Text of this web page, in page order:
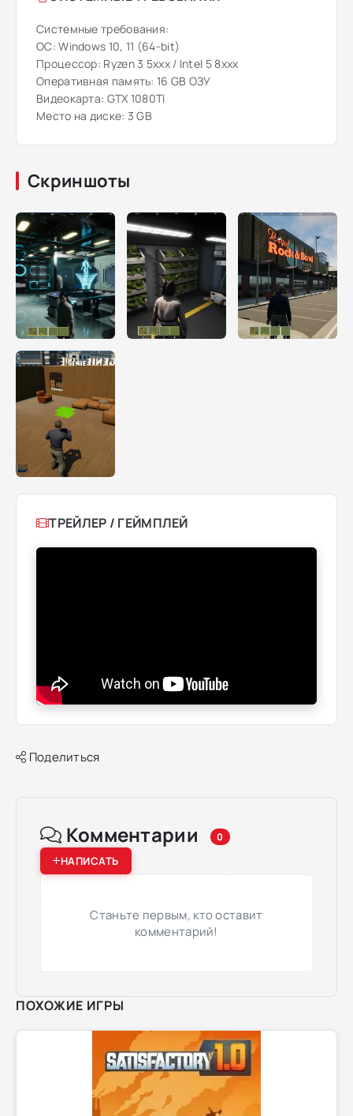
Системные требования:
ОС: Windows 10, 11 (64-bit)
Процессор: Ryzen 3 5xxx / Intel 5 8xxx
Оперативная память: 16 GB ОЗУ
Видеокарта: GTX 1080TI
Место на диске: 3 GB
Скриншоты
ТРЕЙЛЕР / ГЕЙМПЛЕЙ
Поделиться
Комментарии 0
НАПИСАТЬ
Станьте первым, кто оставит
комментарий!
ПОХОЖИЕ ИГРЫ